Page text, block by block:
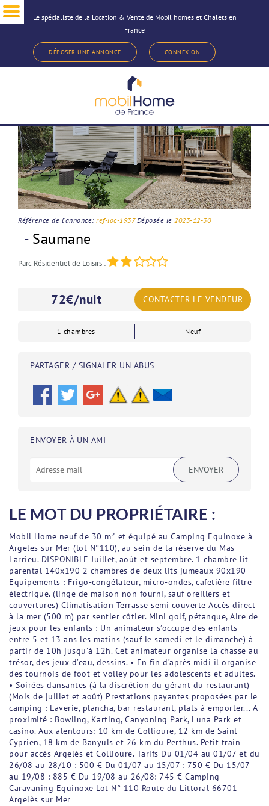
Le spécialiste de la Location & Vente de Mobil homes et Chalets en
France
DÉPOSER UNE ANNONCE CONNEXION
< Revenir à la sélection d'annonce
Référence de l'annonce: ref-loc-1937Déposée le 2023-12-30
-Saumane
Parc Résidentiel de Loisirs :
72€/nuit CONTACTER LE VENDEUR
1 chambres Neuf
PARTAGER / SIGNALER UN ABUS
ENVOYER À UN AMI
ENVOYER
LE MOT DU PROPRIÉTAIRE :
Mobil Home neuf de 30 m² et équipé au Camping Equinoxe à
Argeles sur Mer (lot N°110), au sein de la réserve du Mas
Larrieu. DISPONIBLE Juillet, août et septembre. 1 chambre lit
parental 140x190 2 chambres de deux lits jumeaux 90x190
Equipements : Frigo-congélateur, micro-ondes, cafetière filtre
électrique. (linge de maison non fourni, sauf oreillers et
couvertures) Climatisation Terrasse semi couverte Accès direct
à la mer (500 m) par sentier côtier. Mini golf, pétanque, Aire de
jeux pour les enfants : Un animateur s’occupe des enfants
entre 5 et 13 ans les matins (sauf le samedi et le dimanche) à
partir de 10h jusqu’à 12h. Cet animateur organise la chasse au
trésor, des jeux d’eau, dessins. • En fin d’après midi il organise
des tournois de foot et volley pour les adolescents et adultes.
• Soirées dansantes (à la discrétion du gérant du restaurant)
(Mois de juillet et août) Prestations payantes proposées par le
camping : Laverie, plancha, bar restaurant, plats à emporter... A
proximité : Bowling, Karting, Canyoning Park, Luna Park et
casino. Aux alentours: 10 km de Collioure, 12 km de Saint
Cyprien, 18 km de Banyuls et 26 km du Perthus. Petit train
pour accès Argelès et Collioure. Tarifs Du 01/04 au 01/07 et du
26/08 au 28/10 : 500 € Du 01/07 au 15/07 : 750 € Du 15/07
au 19/08 : 885 € Du 19/08 au 26/08: 745 € Camping
Caravaning Equinoxe Lot N° 110 Route du Littoral 66701
Argelès sur Mer